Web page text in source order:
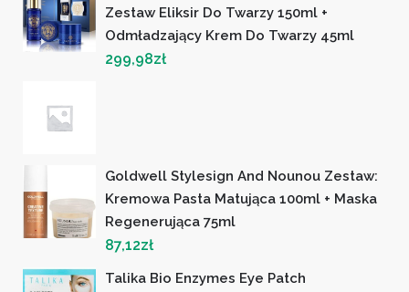
Zestaw Eliksir Do Twarzy 150ml +
Odmładzający Krem Do Twarzy 45ml
299,98zł
Goldwell Stylesign And Nounou Zestaw:
Kremowa Pasta Matująca 100ml + Maska
Regenerująca 75ml
87,12zł
Talika Bio Enzymes Eye Patch